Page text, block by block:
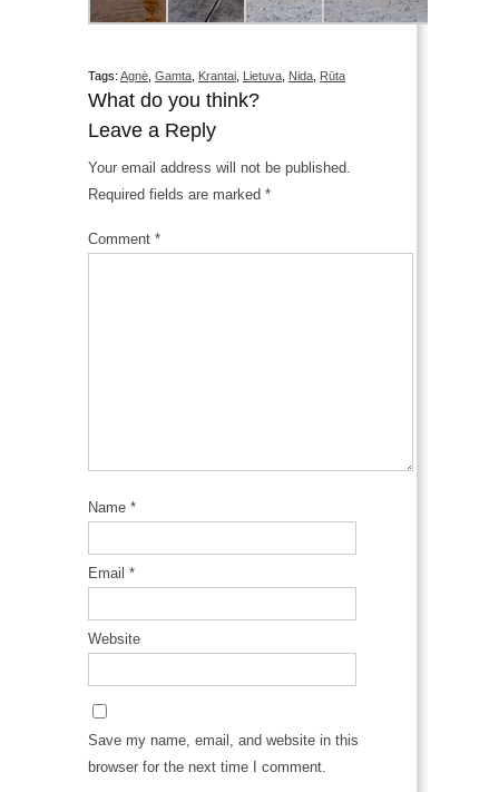
Tags: Agnė Gamta Krantai Lietuva Nida Rūta
What do you think?
Leave a Reply
Your email address will not be published.
Required fields are marked *
Comment *
Name *
Email *
Website
Save my name, email, and website in this
browser for the next time I comment.